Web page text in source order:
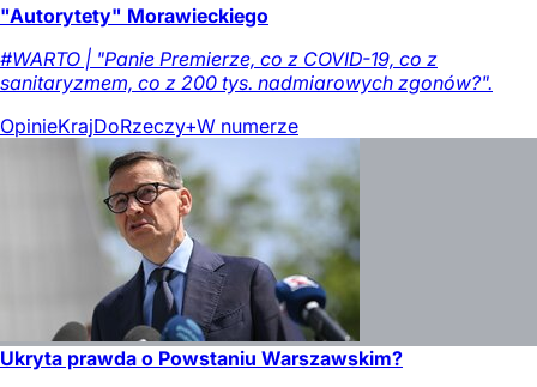
"Autorytety" Morawieckiego
#WARTO | "Panie Premierze, co z COVID-19, co z
sanitaryzmem, co z 200 tys. nadmiarowych zgonów?".
OpinieKrajDoRzeczy+W numerze
Ukryta prawda o Powstaniu Warszawskim?